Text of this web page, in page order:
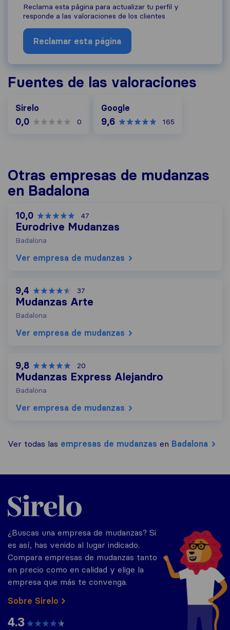
Reclama esta página para actualizar tu perfil y
responde a las valoraciones de los clientes
Reclamar esta página
Fuentes de las valoraciones
Sirelo
0,0 0
Google
9,6 165
Otras empresas de mudanzas
en Badalona
10,0 47
Eurodrive Mudanzas
Badalona
Ver empresa de mudanzas
9,4 37
Mudanzas Arte
Badalona
Ver empresa de mudanzas
9,8 20
Mudanzas Express Alejandro
Badalona
Ver empresa de mudanzas
Ver todas las empresas de mudanzas en Badalona
Sirelo.es
¿Buscas una empresa de mudanzas? Si
es así, has venido al lugar indicado.
Compara empresas de mudanzas tanto
en precio como en calidad y elige la
empresa que más te convenga.
Sobre Sirelo
4.3